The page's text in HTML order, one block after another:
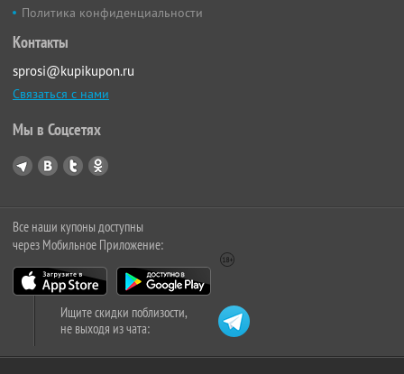
Политика конфиденциальности
Контакты
sprosi@kupikupon.ru
Связаться с нами
Мы в Соцсетях
Все наши купоны доступны
через Мобильное Приложение:
Ищите скидки поблизости,
не выходя из чата: